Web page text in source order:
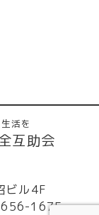
活を
互助会
ビル4F
1675